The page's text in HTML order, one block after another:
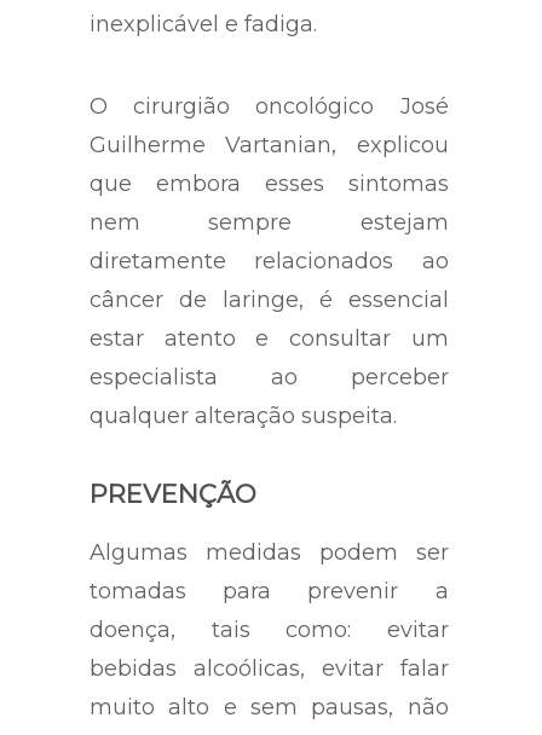
inexplicável e fadiga.
O cirurgião oncológico José
Guilherme Vartanian, explicou
que embora esses sintomas
nem sempre estejam
diretamente relacionados ao
câncer de laringe, é essencial
estar atento e consultar um
especialista ao perceber
qualquer alteração suspeita.
PREVENÇÃO
Algumas medidas podem ser
tomadas para prevenir a
doença, tais como: evitar
bebidas alcoólicas, evitar falar
muito alto e sem pausas, não